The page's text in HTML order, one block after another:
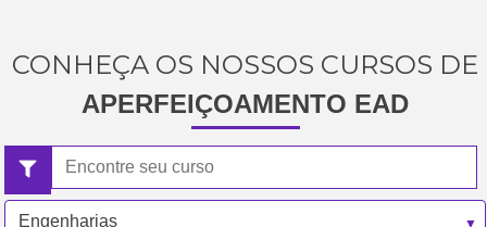
CONHEÇA OS NOSSOS CURSOS DE
APERFEIÇOAMENTO EAD